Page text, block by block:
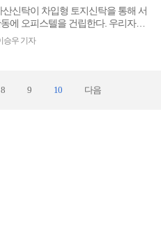
산신탁이 차입형 토지신탁을 통해 서
에 오피스텔을 건립한다. 우리자산
주택공사(LH) 매입확약과 연계한 금
승우 기자
8 9 10 다음